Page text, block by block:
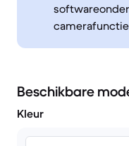
Beschikbare
Kleur